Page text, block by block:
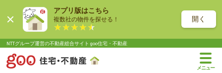
アプリ版はこちら
複数社の物件を探せる！ 開く
NTTグループ運営の不動産総合サイト goo住宅・不動産